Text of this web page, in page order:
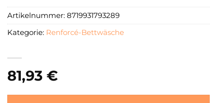
81,93 €
Artikelnummer: 8719931793289
Kategorie: Renforcé-Bettwäsche